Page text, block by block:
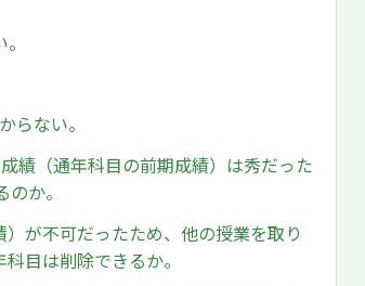
らない。
績（通年科目の前期成績）は秀だった
か。
が不可だったため、他の授業を取り
目は削除できるか。